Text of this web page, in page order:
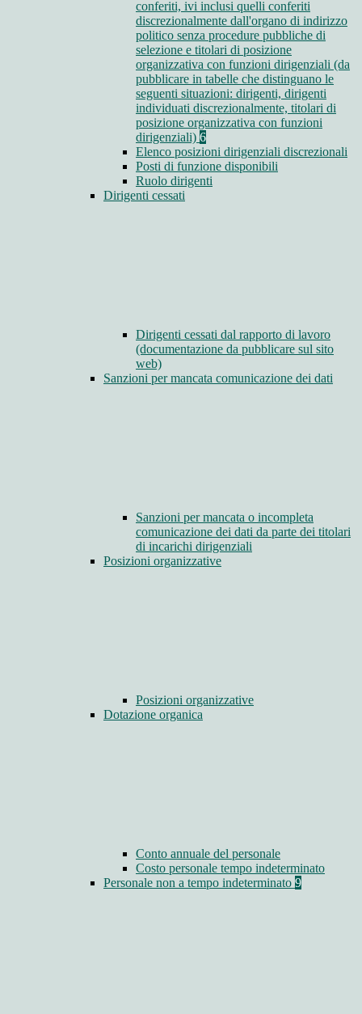
conferiti, ivi inclusi quelli conferiti
discrezionalmente dall'organo di indirizzo
politico senza procedure pubbliche di
selezione e titolari di posizione
organizzativa con funzioni dirigenziali (da
pubblicare in tabelle che distinguano le
seguenti situazioni: dirigenti, dirigenti
individuati discrezionalmente, titolari di
posizione organizzativa con funzioni
dirigenziali) 6
Elenco posizioni dirigenziali discrezionali
Posti di funzione disponibili
Ruolo dirigenti
Dirigenti cessati
Dirigenti cessati dal rapporto di lavoro
(documentazione da pubblicare sul sito
web)
Sanzioni per mancata comunicazione dei dati
Sanzioni per mancata o incompleta
comunicazione dei dati da parte dei titolari
di incarichi dirigenziali
Posizioni organizzative
Posizioni organizzative
Dotazione organica
Conto annuale del personale
Costo personale tempo indeterminato
Personale non a tempo indeterminato 9